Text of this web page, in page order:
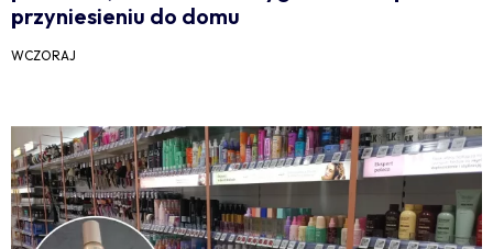
przyniesieniu do domu
WCZORAJ